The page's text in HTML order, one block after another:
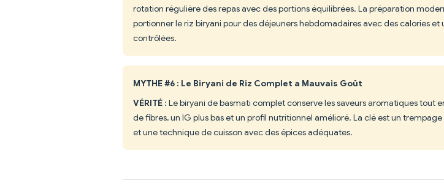
rotation régulière des repas avec des portions équilibrées. La préparation
portionner le riz biryani pour des déjeuners hebdomadaires avec des calories et
contrôlées.
MYTHE #6 : Le Biryani de Riz Complet a Mauvais Goût
VÉRITÉ : Le biryani de basmati complet conserve les saveurs aromatiques tout
de fibres, un IG plus bas et un profil nutritionnel amélioré. La clé est un
et une technique de cuisson avec des épices adéquates.